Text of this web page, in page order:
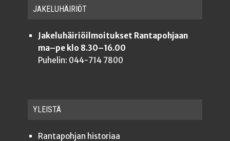
JAKE­LU­HÄI­RIÖT
Jakeluhäiriöilmoitukset Rantapohjaan
ma–pe klo 8.30–16.00
Puhelin: 044-714 7800
YLEISTÄ
Ran­ta­poh­jan historiaa